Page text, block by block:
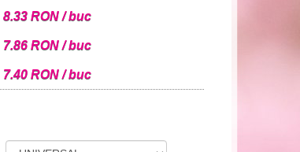
8.33 RON / buc
7.86 RON / buc
7.40 RON / buc